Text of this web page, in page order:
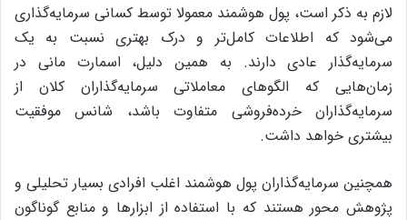
لازم به ذکر است، پول هوشمند معمولا توسط کسانی سرمایه‌گذاری
می‌شود که اطلاعات کامل‌تر و درک بهتری نسبت به یک
سرمایه‌گذار عادی دارند. به همین دلیل، اسمارت مانی در
زمان‌هایی که الگوهای معاملاتی سرمایه‌گذاران کلان از
سرمایه‌گذاران خرده‌فروشی متفاوت باشد، شانس موفقیت
بیشتری خواهد داشت.
همچنین سرمایه‌گذاران پول هوشمند اغلب افرادی بسیار تحلیلی و
پژوهش محور هستند که با استفاده از ابزارها و منابع گوناگون